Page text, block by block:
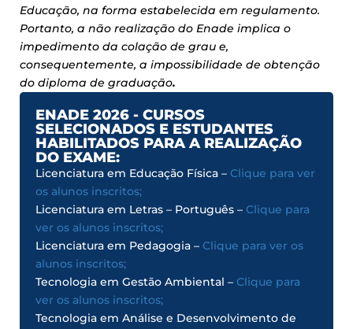
Educação, na forma estabelecida em regulamento.
Portanto, a não realização do Enade implica o
impedimento da colação de grau e,
consequentemente, a impossibilidade de obtenção
do diploma de graduação.
ENADE 2026 - CURSOS
SELECIONADOS E ESTUDANTES
HABILITADOS PARA A REALIZAÇÃO
DO EXAME:
Licenciatura em Educação Física – Clique para ver
os alunos inscritos;
Licenciatura em Letras – Português – Clique para
ver os alunos inscritos;
Licenciatura em Pedagogia – Clique para ver os
alunos inscritos;
Tecnologia em Gestão Ambiental – Clique para
ver os alunos inscritos;
Tecnologia em Análise e Desenvolvimento de